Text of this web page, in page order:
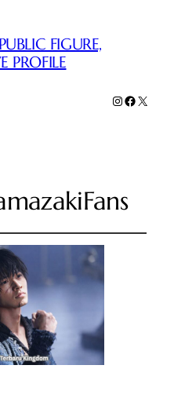
FIGURE,
PROFILE
Instagram
Facebook
X